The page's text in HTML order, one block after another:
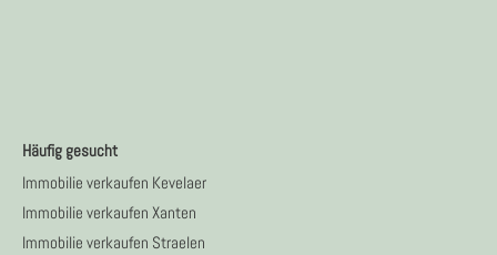
Häufig gesucht
Immobilie verkaufen Kevelaer
Immobilie verkaufen Xanten
Immobilie verkaufen Straelen